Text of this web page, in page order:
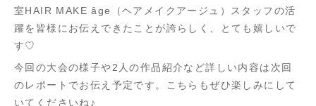
室HAIR MAKE âge（ヘアメイクアージュ）スタッフの活
躍を皆様にお伝えできたことが誇らしく、とても嬉しいで
す♡
今回の大会の様子や2人の作品紹介など詳しい内容は次回
のレポートでお伝え予定です。こちらもぜひ楽しみにして
いてくださいね♪